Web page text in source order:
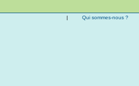
| Qui sommes-nous ?